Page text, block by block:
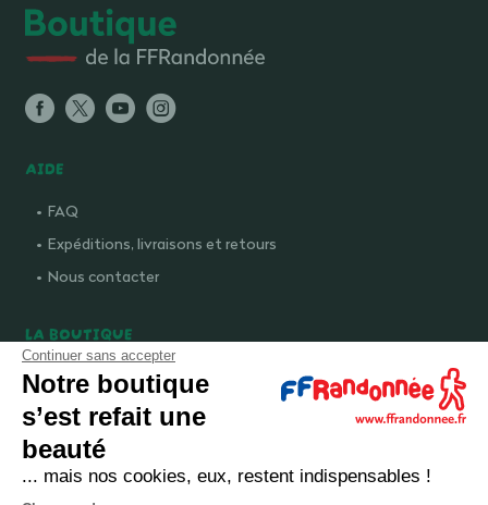
AIDE
FAQ
Expéditions, livraisons et retours
Nous contacter
LA BOUTIQUE
Qui sommes-nous ?
Comment devenir adhérent ?
Mentions légales
CGV et politique de confidentialité
Continuer sans accepter
Notre boutique
s’est refait une
beauté
... mais nos cookies, eux, restent indispensables !